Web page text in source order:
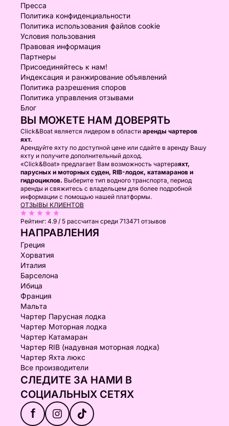
Пресса
Политика конфиденциальности
Политика использования файлов cookie
Условия пользования
Правовая информация
Партнеры
Присоединяйтесь к нам!
Индексация и ранжирование объявлений
Политика разрешения споров
Политика управления отзывами
Блог
ВЫ МОЖЕТЕ НАМ ДОВЕРЯТЬ
Click&Boat является лидером в области аренды чартеров
яхт.
Арендуйте яхту по доступной цене или сдайте в аренду Вашу
яхту и получите дополнительный доход.
«Click&Boat» предлагает Вам возможность чартераяхт,
парусных и моторных суден, RIB-лодок, катамаранов и
гидроциклов. Выберите тип водного транспорта, период
аренды и свяжитесь с владельцем для более подробной
информации с помощью нашей платформы.
ОТЗЫВЫ КЛИЕНТОВ
Рейтинг: 4.9 / 5 рассчитан среди 713471 отзывов
НАПРАВЛЕНИЯ
Греция
Хорватия
Италия
Барселона
Ибица
Франция
Мальта
Чартер Парусная лодка
Чартер Моторная лодка
Чартер Катамаран
Чартер RIB (надувная моторная лодка)
Чартер Яхта люкс
Все производители
СЛЕДИТЕ ЗА НАМИ В
СОЦИАЛЬНЫХ СЕТЯХ
f